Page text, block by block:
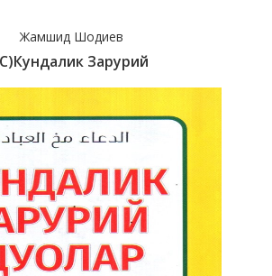
Жамшид Шодиев
Зарурий